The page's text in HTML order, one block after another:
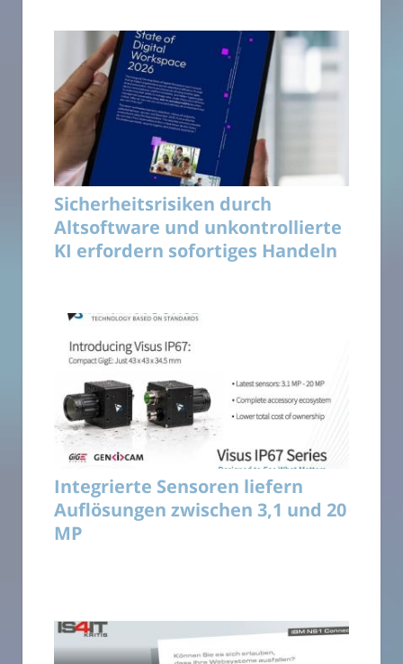
Sicherheitsrisiken durch
Altsoftware und unkontrollierte
KI erfordern sofortiges Handeln
Integrierte Sensoren liefern
Auflösungen zwischen 3,1 und 20
MP